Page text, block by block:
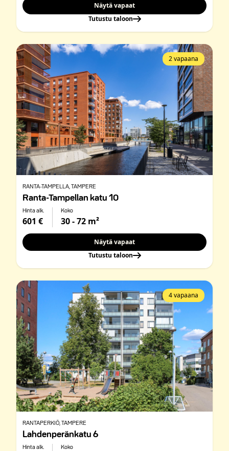
Näytä vapaat
Tutustu taloon
2 vapaana
RANTA-TAMPELLA , TAMPERE
Ranta-Tampellan katu 10
Hinta alk.
601 €
Koko
30 - 72 m²
Näytä vapaat
Tutustu taloon
4 vapaana
RANTAPERKIÖ , TAMPERE
Lahdenperänkatu 6
Hinta alk. Koko